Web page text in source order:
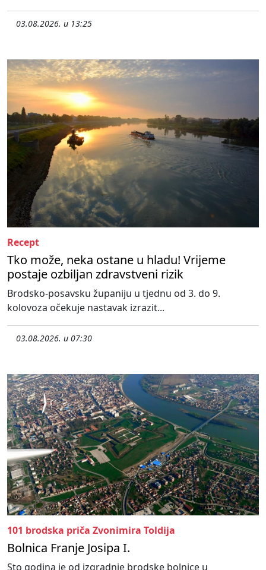
03.08.2026. u 13:25
Recept
Tko može, neka ostane u hladu! Vrijeme
postaje ozbiljan zdravstveni rizik
Brodsko-posavsku županiju u tjednu od 3. do 9.
kolovoza očekuje nastavak izrazit...
03.08.2026. u 07:30
101 brodska priča Zvonimira Toldija
Bolnica Franje Josipa I.
Sto godina je od izgradnje brodske bolnice u